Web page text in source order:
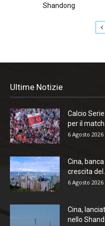
Shandong
Ultime Notizie
Calcio
per il
6 Agosto 2026
Cina,
crescita
6 Agosto 2026
Cina,
nello